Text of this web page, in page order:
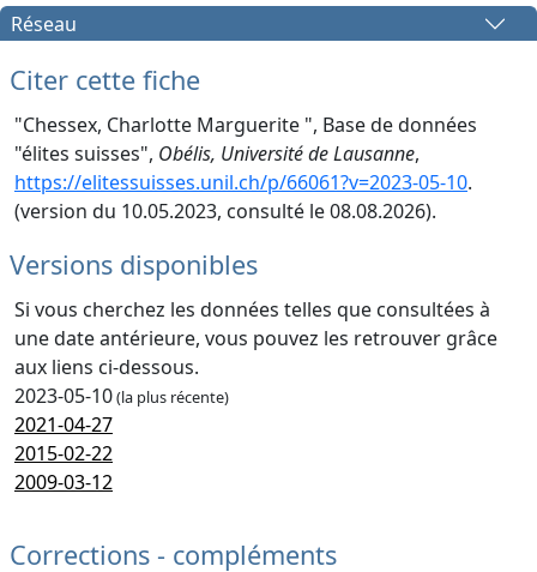
Réseau
Citer cette fiche
"Chessex, Charlotte Marguerite ", Base de données
"élites suisses", Obélis, Université de Lausanne,
https://elitessuisses.unil.ch/p/66061?v=2023-05-10.
(version du 10.05.2023, consulté le 08.08.2026).
Versions disponibles
Si vous cherchez les données telles que consultées à
une date antérieure, vous pouvez les retrouver grâce
aux liens ci-dessous.
2023-05-10(la plus récente)
2021-04-27
2015-02-22
2009-03-12
Corrections - compléments